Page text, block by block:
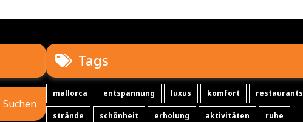
Tags
mallorca entspannung luxus komfort restaurants
strände schönheit erholung aktivitäten ruhe